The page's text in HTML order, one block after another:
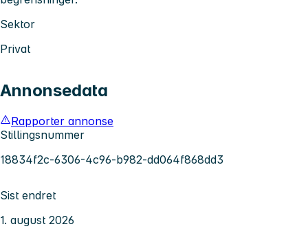
Sektor
Privat
Annonsedata
Rapporter annonse
Stillingsnummer
18834f2c-6306-4c96-b982-dd064f868dd3
Sist endret
1. august 2026